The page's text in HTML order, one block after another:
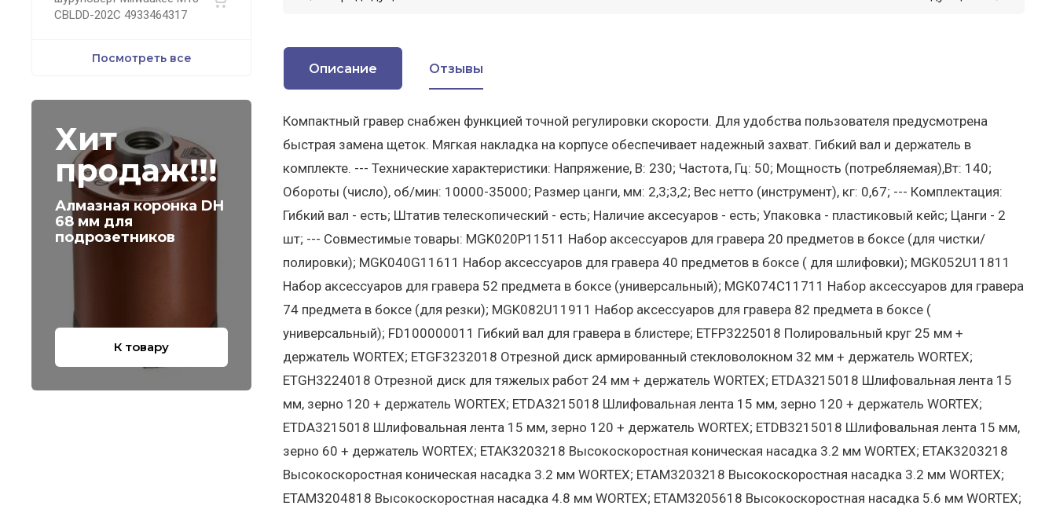
CBLDD-202C 4933464317
Посмотреть все
Хит
продаж!!!
Алмазная коронка DH
68 мм для
подрозетников
К товару
Описание Отзывы
Компактный гравер снабжен функцией точной регулировки скорости. Для удобства пользователя предусмотрена
быстрая замена щеток. Мягкая накладка на корпусе обеспечивает надежный захват. Гибкий вал и держатель в
комплекте. --- Технические характеристики: Напряжение, В: 230; Частота, Гц: 50; Мощность (потребляемая),Вт: 140;
Обороты (число), об/мин: 10000-35000; Размер цанги, мм: 2,3;3,2; Вес нетто (инструмент), кг: 0,67; --- Комплектация:
Гибкий вал - есть; Штатив телескопический - есть; Наличие аксесуаров - есть; Упаковка - пластиковый кейс; Цанги - 2
шт; --- Совместимые товары: MGK020P11511 Набор аксессуаров для гравера 20 предметов в боксе (для чистки/
полировки); MGK040G11611 Набор аксессуаров для гравера 40 предметов в боксе ( для шлифовки); MGK052U11811
Набор аксессуаров для гравера 52 предмета в боксе (универсальный); MGK074C11711 Набор аксессуаров для гравера
74 предмета в боксе (для резки); MGK082U11911 Набор аксессуаров для гравера 82 предмета в боксе (
универсальный); FD100000011 Гибкий вал для гравера в блистере; ETFP3225018 Полировальный круг 25 мм +
держатель WORTEX; ETGF3232018 Отрезной диск армированный стекловолокном 32 мм + держатель WORTEX;
ETGH3224018 Отрезной диск для тяжелых работ 24 мм + держатель WORTEX; ETDA3215018 Шлифовальная лента 15
мм, зерно 120 + держатель WORTEX; ETDA3215018 Шлифовальная лента 15 мм, зерно 120 + держатель WORTEX;
ETDA3215018 Шлифовальная лента 15 мм, зерно 120 + держатель WORTEX; ETDB3215018 Шлифовальная лента 15 мм,
зерно 60 + держатель WORTEX; ETAK3203218 Высокоскоростная коническая насадка 3.2 мм WORTEX; ETAK3203218
Высокоскоростная коническая насадка 3.2 мм WORTEX; ETAM3203218 Высокоскоростная насадка 3.2 мм WORTEX;
ETAM3204818 Высокоскоростная насадка 4.8 мм WORTEX; ETAM3205618 Высокоскоростная насадка 5.6 мм WORTEX;